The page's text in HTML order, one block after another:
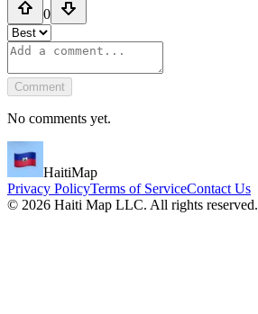
0
Comment
No comments yet.
HaitiMap
Privacy PolicyTerms of ServiceContact Us
© 2026 Haiti Map LLC. All rights reserved.